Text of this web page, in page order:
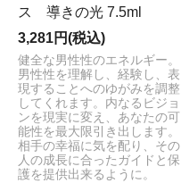
ス 導きの光 7.5ml
3,281円(税込)
健全な男性性のエネルギー。
男性性を理解し、経験し、表
現することへのゆがみを調整
してくれます。内なるビジョ
ンを現実に変え、あなたの可
能性を最大限引き出します。
相手の幸福に気を配り、その
人の成長に合ったガイドと保
護を提供出来るように。